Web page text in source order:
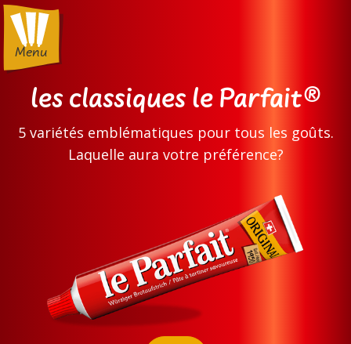
Menu
les classiques le Parfait®
5 variétés emblématiques pour tous les goûts.
Laquelle aura votre préférence?